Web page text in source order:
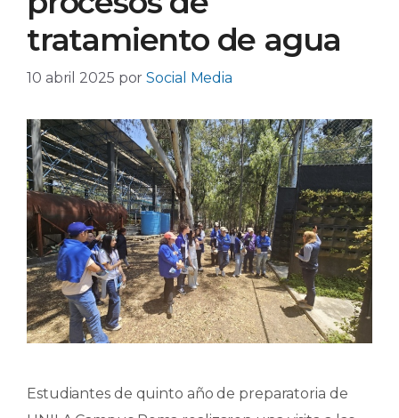
tratamiento de agua
10 abril 2025 porSocial Media
Estudiantes de quinto año de preparatoria de